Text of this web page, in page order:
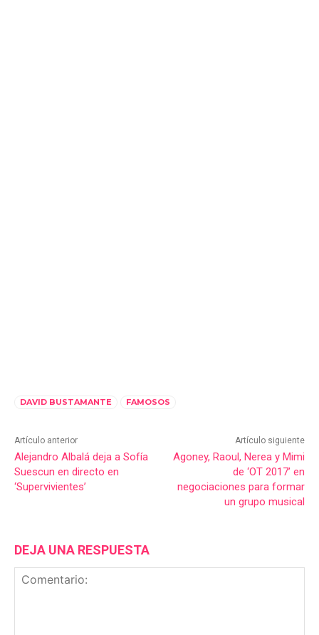
DAVID BUSTAMANTE FAMOSOS
Artículo anterior
Alejandro Albalá deja a Sofía
Suescun en directo en
‘Supervivientes’
Artículo siguiente
Agoney, Raoul, Nerea y Mimi
de ‘OT 2017’ en
negociaciones para formar
un grupo musical
DEJA UNA RESPUESTA